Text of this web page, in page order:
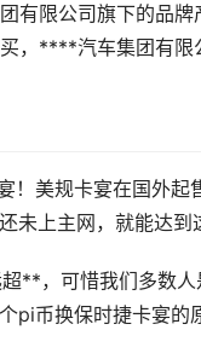
有限公司旗下的品
，****汽车集团有限
！美规卡宴在国外
还未上主网，就能达到
**，可惜我们多数
pi币换保时捷卡宴的